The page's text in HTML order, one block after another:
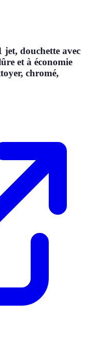
jet, douchette avec
et à économie
chromé,